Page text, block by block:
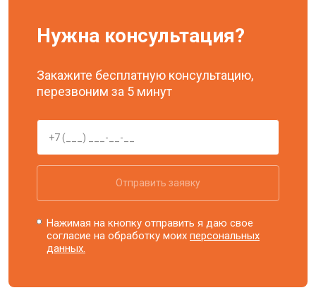
Нужна консультация?
Закажите бесплатную консультацию,
перезвоним за 5 минут
Отправить заявку
Нажимая на кнопку отправить я даю свое
согласие на обработку моихперсональных
данных.